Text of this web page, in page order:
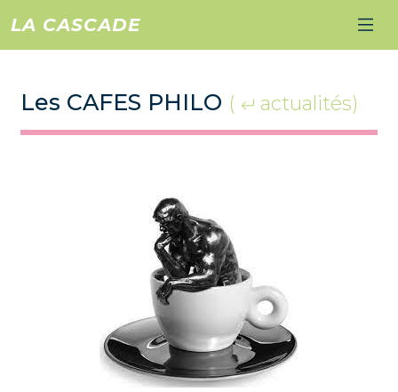
LA CASCADE
Les CAFES PHILO ( actualités)